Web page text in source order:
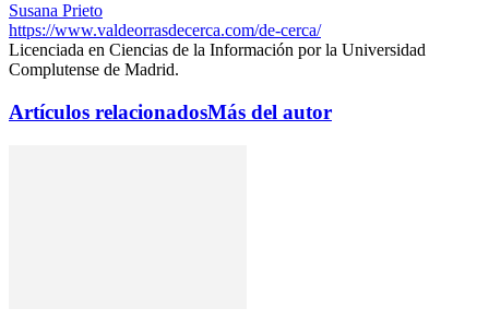
Susana Prieto
https://www.valdeorrasdecerca.com/de-cerca/
Licenciada en Ciencias de la Información por la Universidad
Complutense de Madrid.
Artículos relacionadosMás del autor